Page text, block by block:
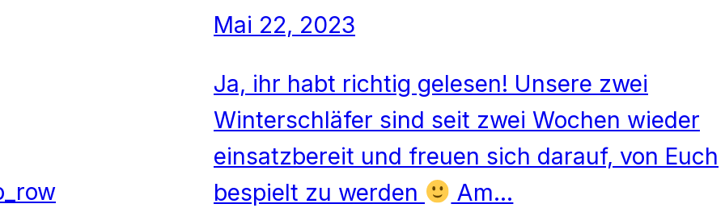
Mai 22, 2023
Ja, ihr habt richtig gelesen! Unsere zwei
Winterschläfer sind seit zwei Wochen wieder
einsatzbereit und freuen sich darauf, von Euch
bespielt zu werden
Am…